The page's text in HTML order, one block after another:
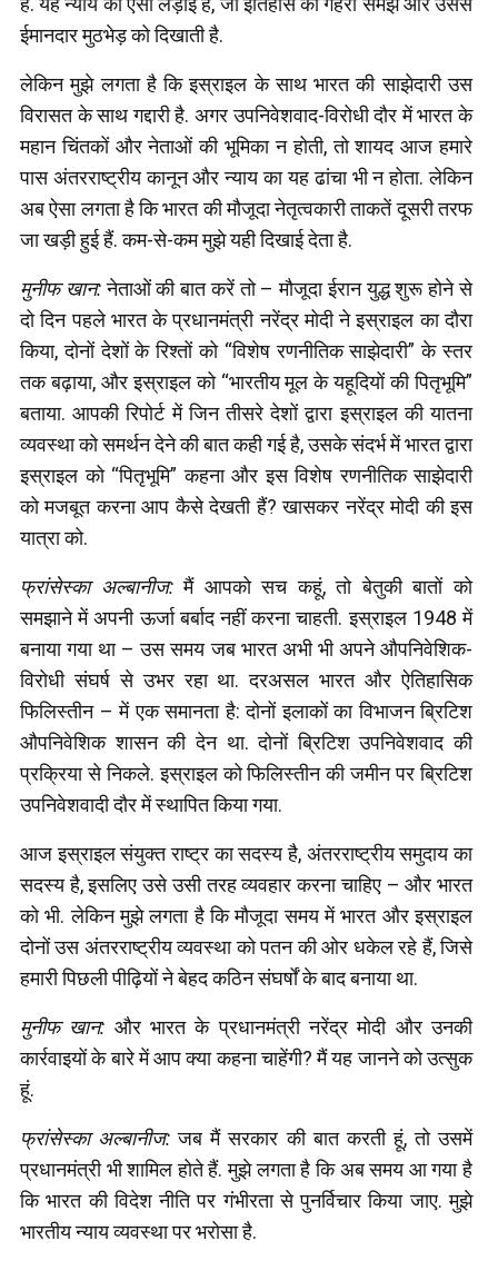
ईमानदार मुठभेड़ को दिखाती है.
लेकिन मुझे लगता है कि इस्राइल के साथ भारत की साझेदारी उस
विरासत के साथ गद्दारी है. अगर उपनिवेशवाद-विरोधी दौर में भारत के
महान चिंतकों और नेताओं की भूमिका न होती, तो शायद आज हमारे
पास अंतरराष्ट्रीय कानून और न्याय का यह ढांचा भी न होता. लेकिन
अब ऐसा लगता है कि भारत की मौजूदा नेतृत्वकारी ताकतें दूसरी तरफ
जा खड़ी हुई हैं. कम-से-कम मुझे यही दिखाई देता है.
मुनीफ खान:नेताओं की बात करें तो – मौजूदा ईरान युद्ध शुरू होने से
दो दिन पहले भारत के प्रधानमंत्री नरेंद्र मोदी ने इस्राइल का दौरा
किया, दोनों देशों के रिश्तों को “विशेष रणनीतिक साझेदारी” के स्तर
तक बढ़ाया, और इस्राइल को “भारतीय मूल के यहूदियों की पितृभूमि”
बताया. आपकी रिपोर्ट में जिन तीसरे देशों द्वारा इस्राइल की यातना
व्यवस्था को समर्थन देने की बात कही गई है, उसके संदर्भ में भारत द्वारा
इस्राइल को “पितृभूमि” कहना और इस विशेष रणनीतिक साझेदारी
को मजबूत करना आप कैसे देखती हैं? खासकर नरेंद्र मोदी की इस
यात्रा को.
फ्रांसेस्का अल्बानीज:मैं आपको सच कहूं, तो बेतुकी बातों को
समझाने में अपनी ऊर्जा बर्बाद नहीं करना चाहती. इस्राइल 1948 में
बनाया गया था – उस समय जब भारत अभी भी अपने औपनिवेशिक-
विरोधी संघर्ष से उभर रहा था. दरअसल भारत और ऐतिहासिक
फिलिस्तीन – में एक समानता है: दोनों इलाकों का विभाजन ब्रिटिश
औपनिवेशिक शासन की देन था. दोनों ब्रिटिश उपनिवेशवाद की
प्रक्रिया से निकले. इस्राइल को फिलिस्तीन की जमीन पर ब्रिटिश
उपनिवेशवादी दौर में स्थापित किया गया.
आज इस्राइल संयुक्त राष्ट्र का सदस्य है, अंतरराष्ट्रीय समुदाय का
सदस्य है, इसलिए उसे उसी तरह व्यवहार करना चाहिए – और भारत
को भी. लेकिन मुझे लगता है कि मौजूदा समय में भारत और इस्राइल
दोनों उस अंतरराष्ट्रीय व्यवस्था को पतन की ओर धकेल रहे हैं, जिसे
हमारी पिछली पीढ़ियों ने बेहद कठिन संघर्षों के बाद बनाया था.
मुनीफ खान: और भारत के प्रधानमंत्री नरेंद्र मोदी और उनकी
कार्रवाइयों के बारे में आप क्या कहना चाहेंगी? मैं यह जानने को उत्सुक
हूं.
फ्रांसेस्का अल्बानीज: जब मैं सरकार की बात करती हूं, तो उसमें
प्रधानमंत्री भी शामिल होते हैं. मुझे लगता है कि अब समय आ गया है
कि भारत की विदेश नीति पर गंभीरता से पुनर्विचार किया जाए. मुझे
भारतीय न्याय व्यवस्था पर भरोसा है.